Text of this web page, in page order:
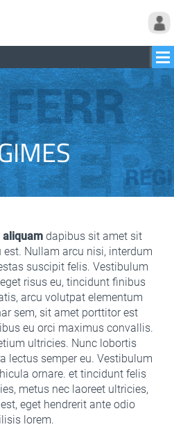
aliquamdapibus sit amet sit
est. Nullam arcu nisi, interdum
suscipit felis. Vestibulum
risus eu, tincidunt finibus
arcu volutpat elementum
sem, sit amet porttitor est
eu orci maximus convallis.
ultricies. Nunc lobortis
lectus semper eu. Vestibulum
ornare. et tincidunt felis
metus nec laoreet ultricies,
eget hendrerit ante odio
lorem.